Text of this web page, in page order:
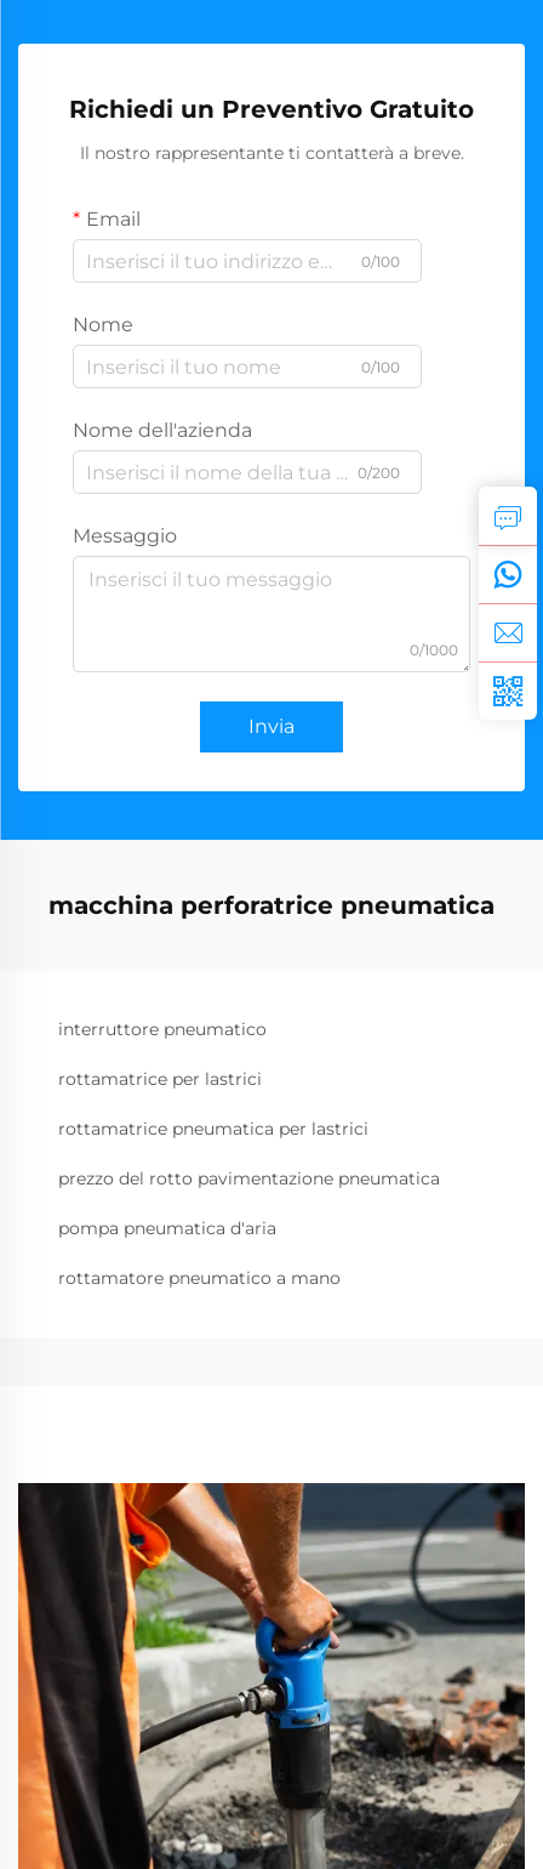
Richiedi un Preventivo Gratuito
Il nostro rappresentante ti contatterà a breve.
Email
0/100
Nome
0/100
Nome dell'azienda
0/200
Messaggio
0/1000
Invia
macchina perforatrice pneumatica
interruttore pneumatico
rottamatrice per lastrici
rottamatrice pneumatica per lastrici
prezzo del rotto pavimentazione pneumatica
pompa pneumatica d'aria
rottamatore pneumatico a mano